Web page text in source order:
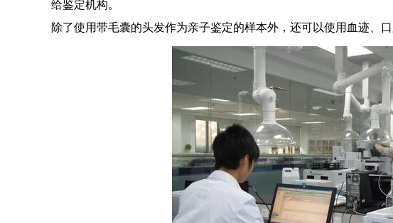
给鉴定机构。
除了使用带毛囊的头发作为亲子鉴定的样本外，还可以使用血迹、